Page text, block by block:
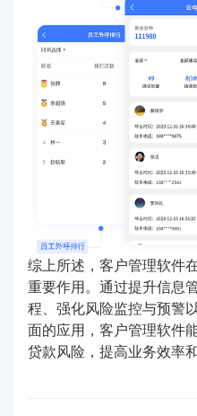
综上所述，客户管理软件
重要作用。通过提升信息
程、强化风险监控与预警
面的应用，客户管理软件
贷款风险，提高业务效率